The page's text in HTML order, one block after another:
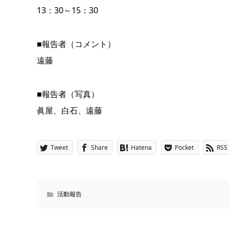
13：30～15：30
■報告者（コメント）
遠藤
■報告者（写真）
眞屋、白石、遠藤
Tweet Share Hatena Pocket RSS
活動報告